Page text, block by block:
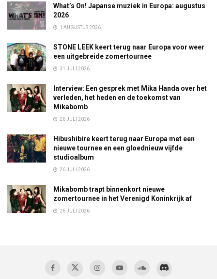
What’s On! Japanse muziek in Europa: augustus
2026
1 AUGUSTUS 2026
STONE LEEK keert terug naar Europa voor weer
een uitgebreide zomertournee
31 JULI 2026
Interview: Een gesprek met Mika Handa over het
verleden, het heden en de toekomst van
Mikabomb
26 JULI 2026
Hibushibire keert terug naar Europa met een
nieuwe tournee en een gloednieuw vijfde
studioalbum
26 JULI 2026
Mikabomb trapt binnenkort nieuwe
zomertournee in het Verenigd Koninkrijk af
26 JULI 2026